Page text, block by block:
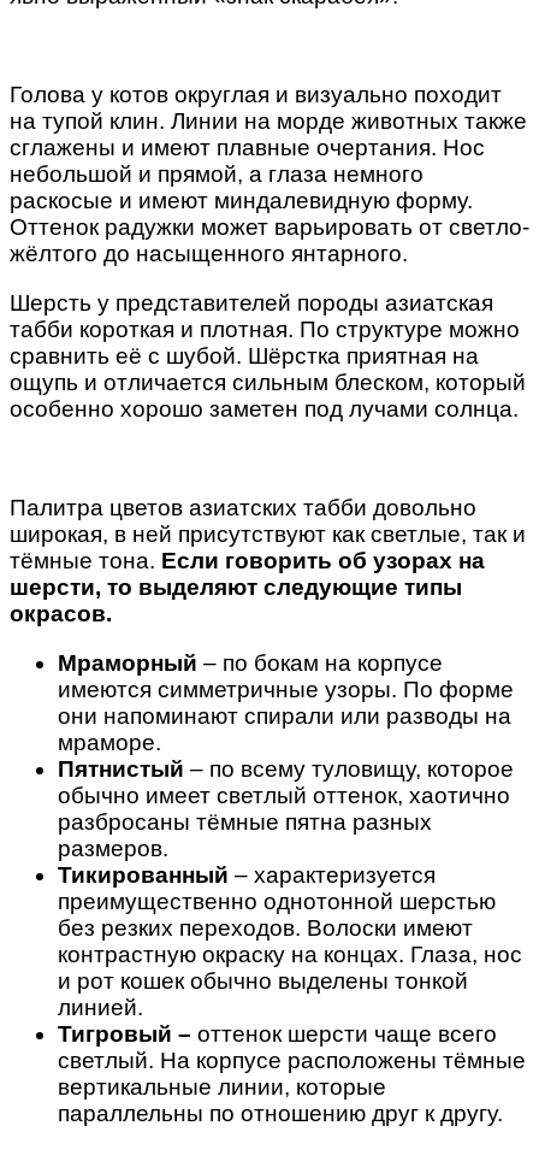
Голова у котов округлая и визуально походит
на тупой клин. Линии на морде животных также
сглажены и имеют плавные очертания. Нос
небольшой и прямой, а глаза немного
раскосые и имеют миндалевидную форму.
Оттенок радужки может варьировать от светло-
жёлтого до насыщенного янтарного.
Шерсть у представителей породы азиатская
табби короткая и плотная. По структуре можно
сравнить её с шубой. Шёрстка приятная на
ощупь и отличается сильным блеском, который
особенно хорошо заметен под лучами солнца.
Палитра цветов азиатских табби довольно
широкая, в ней присутствуют как светлые, так и
тёмные тона. Если говорить об узорах на
шерсти, то выделяют следующие типы
окрасов.
Мраморный – по бокам на корпусе
имеются симметричные узоры. По форме
они напоминают спирали или разводы на
мраморе.
Пятнистый – по всему туловищу, которое
обычно имеет светлый оттенок, хаотично
разбросаны тёмные пятна разных
размеров.
Тикированный – характеризуется
преимущественно однотонной шерстью
без резких переходов. Волоски имеют
контрастную окраску на концах. Глаза, нос
и рот кошек обычно выделены тонкой
линией.
Тигровый – оттенок шерсти чаще всего
светлый. На корпусе расположены тёмные
вертикальные линии, которые
параллельны по отношению друг к другу.